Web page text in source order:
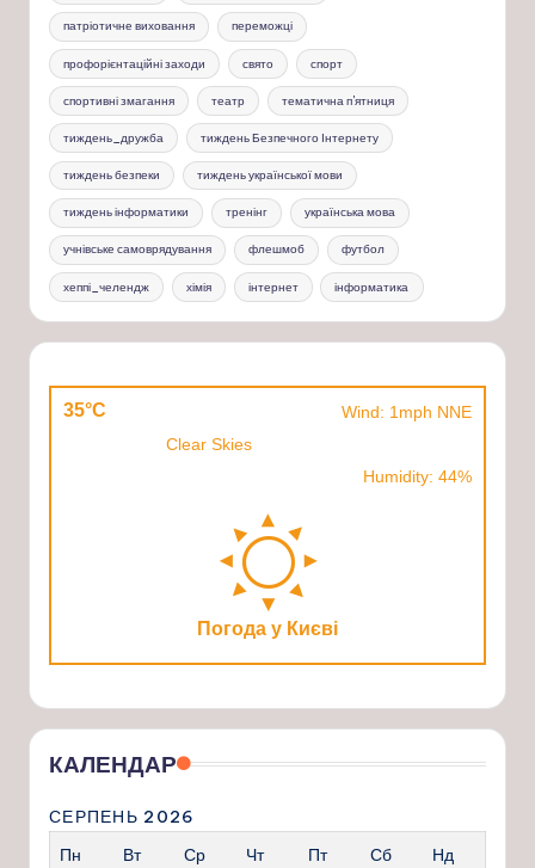
патріотичне виховання переможці
профорієнтаційні заходи свято спорт
спортивні змагання театр тематична п'ятниця
тиждень_дружба тиждень Безпечного Інтернету
тиждень безпеки тиждень української мови
тиждень інформатики тренінг українська мова
учнівське самоврядування флешмоб футбол
хеппі_челендж хімія інтернет інформатика
35°C
Wind: 1mph NNE
Clear Skies
Humidity: 44%
Погода у Києві
КАЛЕНДАР
СЕРПЕНЬ 2026
Пн
Вт Ср Чт Пт Сб Нд